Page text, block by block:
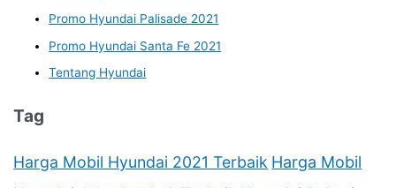
Promo Hyundai Palisade 2021
Promo Hyundai Santa Fe 2021
Tentang Hyundai
Tag
Harga Mobil Hyundai 2021 Terbaik Harga Mobil